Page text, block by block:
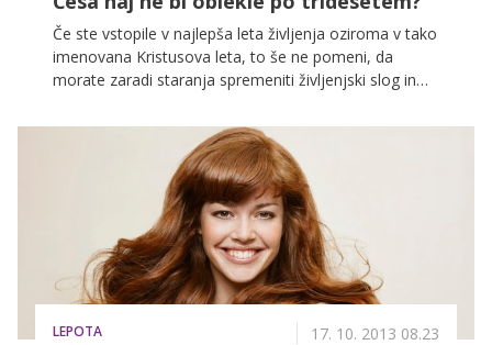
Če ste vstopile v najlepša leta življenja oziroma v tako
imenovana Kristusova leta, to še ne pomeni, da
morate zaradi staranja spremeniti življenjski slog in
bi vam leta predstavljala oviro na življenjski poti.
Vendarle pa obstajajo stvari, ki bi jih bilo v tridesetih
letih morda dobro spremeniti. Ena izmed teh je prav
gotovo garderoba. Nekatera oblačila bi bilo morda
bolje prenehati nositi, pa ne zato, ker bi se spremenila
oblika vašega telesa, temveč predvsem zato, da
boste s svojim novim stilom izkazovale vašo zrelost in
resnost, kar je pomembno predvsem v delovnem
okolju.
LEPOTA 17. 10. 2013 08.23